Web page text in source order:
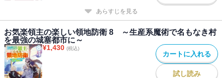
あらすじを見る
お気楽領主の楽しい領地防衛 8 ～生産系魔術で名もなき村
を最強の城塞都市に～
¥1,430 (税込)
カートに入れる
試し読み